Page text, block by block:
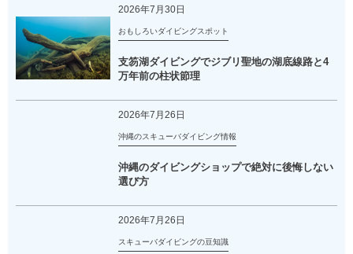
2026年7月30日
おもしろいダイビングスポット
支笏湖ダイビングでジブリ聖地の湖底線路と4
万年前の柱状節理
2026年7月26日
沖縄のスキューバダイビング情報
沖縄のダイビングショップで絶対に後悔しない
選び方
2026年7月26日
スキューバダイビングの豆知識